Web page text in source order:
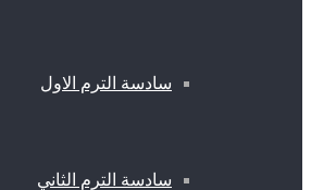
سادسة الترم الاول
سادسة الترم الثاني